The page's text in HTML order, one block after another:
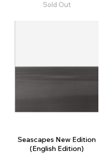
Sold Out
Seascapes New Edition
(English Edition)